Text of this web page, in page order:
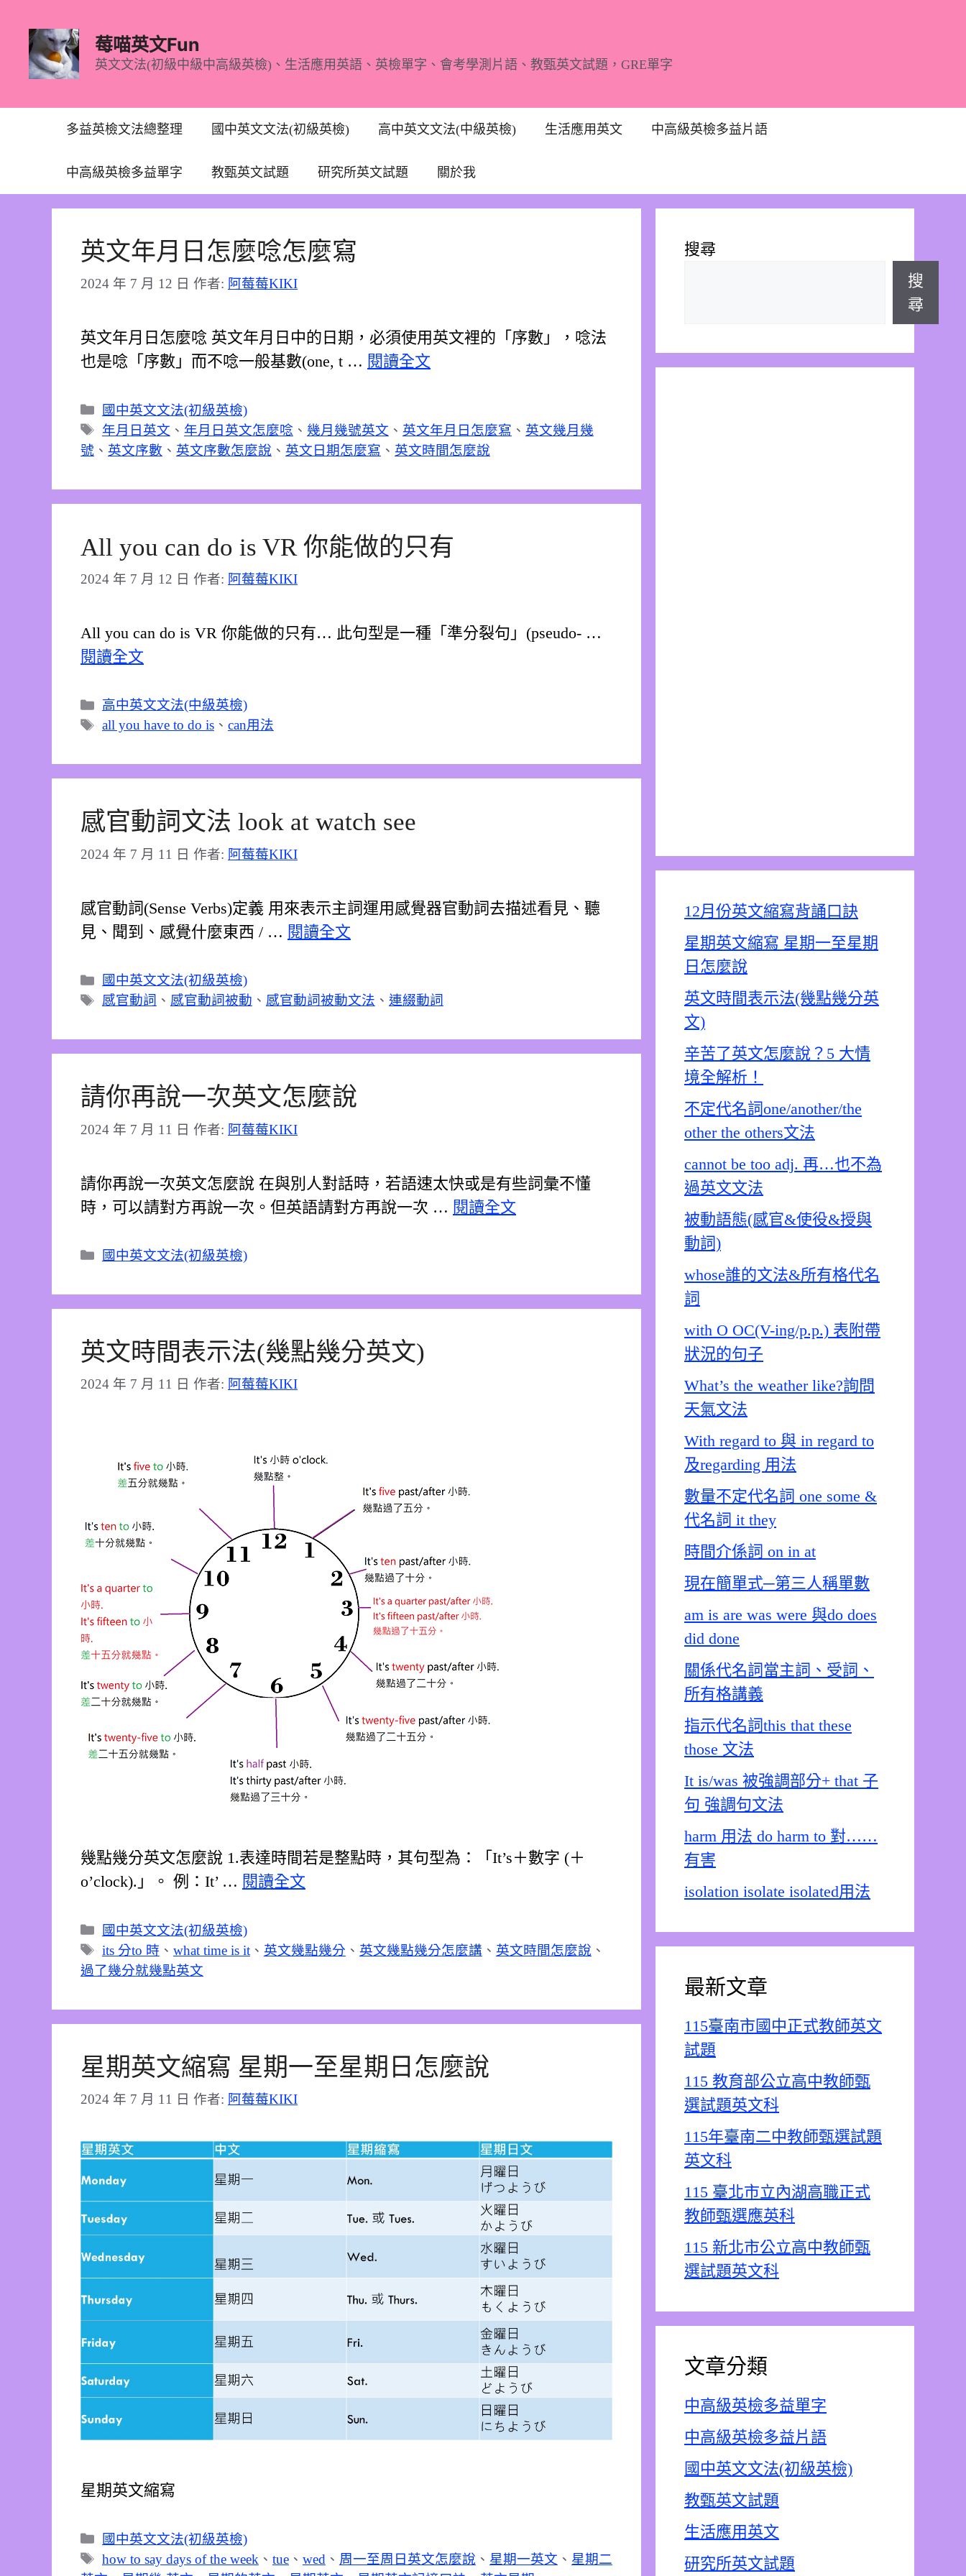
內
莓喵英文Fun
英文文法(初級中級中高級英檢)、生活應用英語、英檢單字、會考學測片語、教甄英文試題，GRE單字
多益英檢文法總整理 國中英文文法(初級英檢) 高中英文文法(中級英檢) 生活應用英文 中高級英檢多益片語
中高級英檢多益單字 教甄英文試題 研究所英文試題 關於我
英文年月日怎麼唸怎麼寫
2024 年 7 月 12 日 作者: 阿莓莓KIKI
英文年月日怎麼唸 英文年月日中的日期，必須使用英文裡的「序數」，唸法
也是唸「序數」而不唸一般基數(one, t … 閱讀全文
分
類
國中英文文法(初級英檢)
標
籤
年月日英文 、 年月日英文怎麼唸 、 幾月幾號英文 、 英文年月日怎麼寫 、 英文幾月幾
號 、 英文序數 、 英文序數怎麼說 、 英文日期怎麼寫 、 英文時間怎麼說
All you can do is VR 你能做的只有
2024 年 7 月 12 日 作者: 阿莓莓KIKI
All you can do is VR 你能做的只有… 此句型是一種「準分裂句」(pseudo- …
閱讀全文
分
類
高中英文文法(中級英檢)
標
all you have to do is、 can用法
感官動詞文法 look at watch see
2024 年 7 月 11 日 作者: 阿莓莓KIKI
感官動詞(Sense Verbs)定義 用來表示主詞運用感覺器官動詞去描述看見、聽
見、聞到、感覺什麼東西 / … 閱讀全文
分
類
國中英文文法(初級英檢)
標
感官動詞 、 感官動詞被動 、 感官動詞被動文法 、 連綴動詞
請你再說一次英文怎麼說
2024 年 7 月 11 日 作者: 阿莓莓KIKI
請你再說一次英文怎麼說 在與別人對話時，若語速太快或是有些詞彙不懂
時，可以請對方再說一次。但英語請對方再說一次 … 閱讀全文
分
國中英文文法(初級英檢)
英文時間表示法(幾點幾分英文)
2024 年 7 月 11 日 作者: 阿莓莓KIKI
幾點幾分英文怎麼說 1.表達時間若是整點時，其句型為：「It’s＋數字 (＋
o’clock).」。 例：It’ … 閱讀全文
分
類
國中英文文法(初級英檢)
標
籤
its 分to 時 、 what time is it、 英文幾點幾分 、 英文幾點幾分怎麼講 、 英文時間怎麼說 、
過了幾分就幾點英文
星期英文縮寫 星期一至星期日怎麼說
2024 年 7 月 11 日 作者: 阿莓莓KIKI
星期英文縮寫
分
類
國中英文文法(初級英檢)
標
how to say days of the week 、 tue、 wed 、 周一至周日英文怎麼說 、 星期一英文 、 星期二
搜尋
搜
尋
12月份英文縮寫背誦口訣
星期英文縮寫 星期一至星期
日怎麼說
英文時間表示法(幾點幾分英
文)
辛苦了英文怎麼說？5 大情
境全解析！
不定代名詞one/another/the
other the others文法
cannot be too adj. 再…也不為
過英文文法
被動語態(感官&使役&授與
動詞)
whose誰的文法&所有格代名
詞
with O OC(V-ing/p.p.) 表附帶
狀況的句子
What’s the weather like?詢問
天氣文法
With regard to 與 in regard to
及regarding 用法
數量不定代名詞 one some &
代名詞 it they
時間介係詞 on in at
現在簡單式─第三人稱單數
am is are was were 與do does
did done
關係代名詞當主詞、受詞、
所有格講義
指示代名詞this that these
those 文法
It is/was 被強調部分+ that 子
句 強調句文法
harm 用法 do harm to 對……
有害
isolation isolate isolated用法
最新文章
115臺南市國中正式教師英文
試題
115 教育部公立高中教師甄
選試題英文科
115年臺南二中教師甄選試題
英文科
115 臺北市立內湖高職正式
教師甄選應英科
115 新北市公立高中教師甄
選試題英文科
文章分類
中高級英檢多益單字
中高級英檢多益片語
國中英文文法(初級英檢)
教甄英文試題
生活應用英文
研究所英文試題